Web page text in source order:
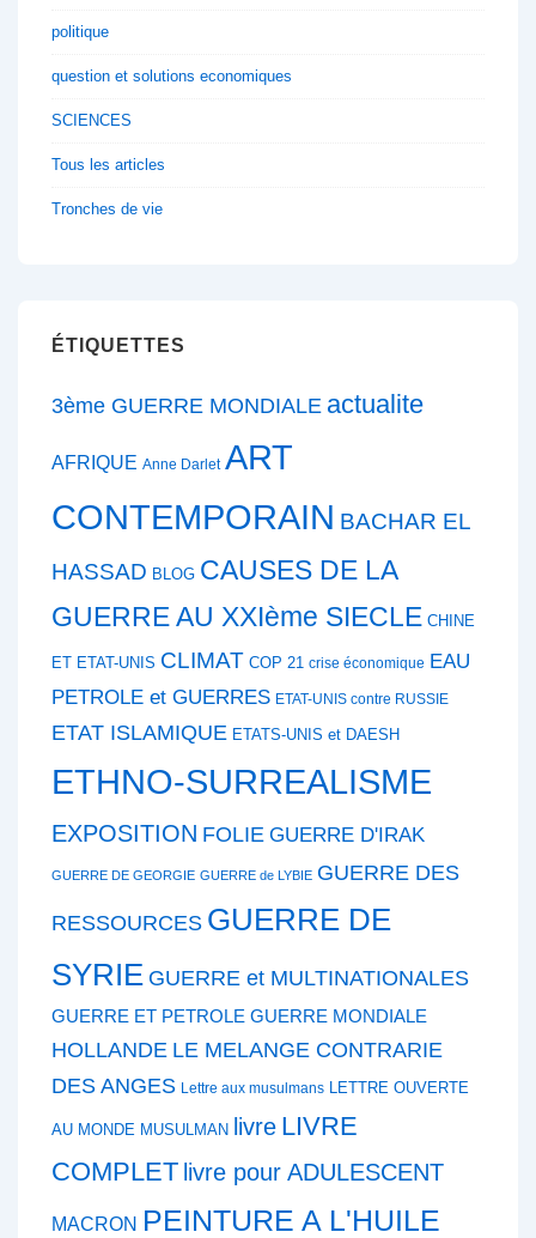
politique
question et solutions economiques
SCIENCES
Tous les articles
Tronches de vie
ÉTIQUETTES
3ème GUERRE MONDIALE actualite
AFRIQUE Anne Darlet ART
CONTEMPORAIN BACHAR EL
HASSAD BLOG CAUSES DE LA
GUERRE AU XXIème SIECLE CHINE
ET ETAT-UNIS CLIMAT COP 21 crise économique EAU
PETROLE et GUERRES ETAT-UNIS contre RUSSIE
ETAT ISLAMIQUE ETATS-UNIS et DAESH
ETHNO-SURREALISME
EXPOSITION FOLIE GUERRE D'IRAK
GUERRE DE GEORGIE GUERRE de LYBIE GUERRE DES
RESSOURCES GUERRE DE
SYRIE GUERRE et MULTINATIONALES
GUERRE ET PETROLE GUERRE MONDIALE
HOLLANDE LE MELANGE CONTRARIE
DES ANGES Lettre aux musulmans LETTRE OUVERTE
AU MONDE MUSULMAN livre LIVRE
COMPLET livre pour ADULESCENT
MACRON PEINTURE A L'HUILE